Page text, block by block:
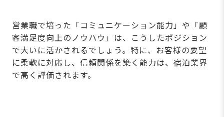
営業職で培った「コミュニケーション能力」や「顧
客満足度向上のノウハウ」は、こうしたポジション
で大いに活かされるでしょう。特に、お客様の要望
に柔軟に対応し、信頼関係を築く能力は、宿泊業界
で高く評価されます。